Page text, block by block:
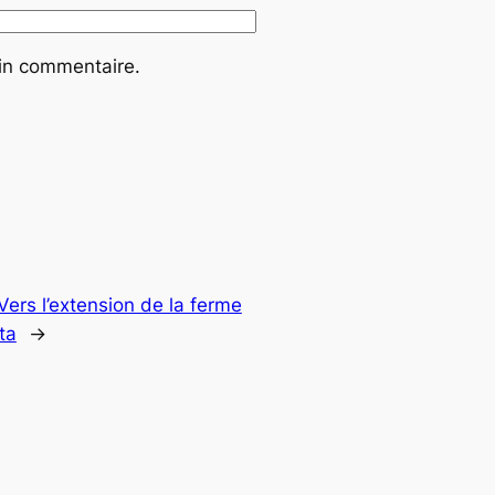
commentaire.
l’extension de la ferme
→